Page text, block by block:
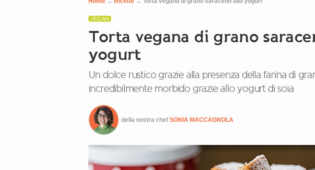
VEGAN
Torta vegana di grano
yogurt
Un dolce rustico grazie alla presenza della farina di
incredibilmente morbido grazie allo yogurt di soia
della nostra chef SONIA MACCAGNOLA